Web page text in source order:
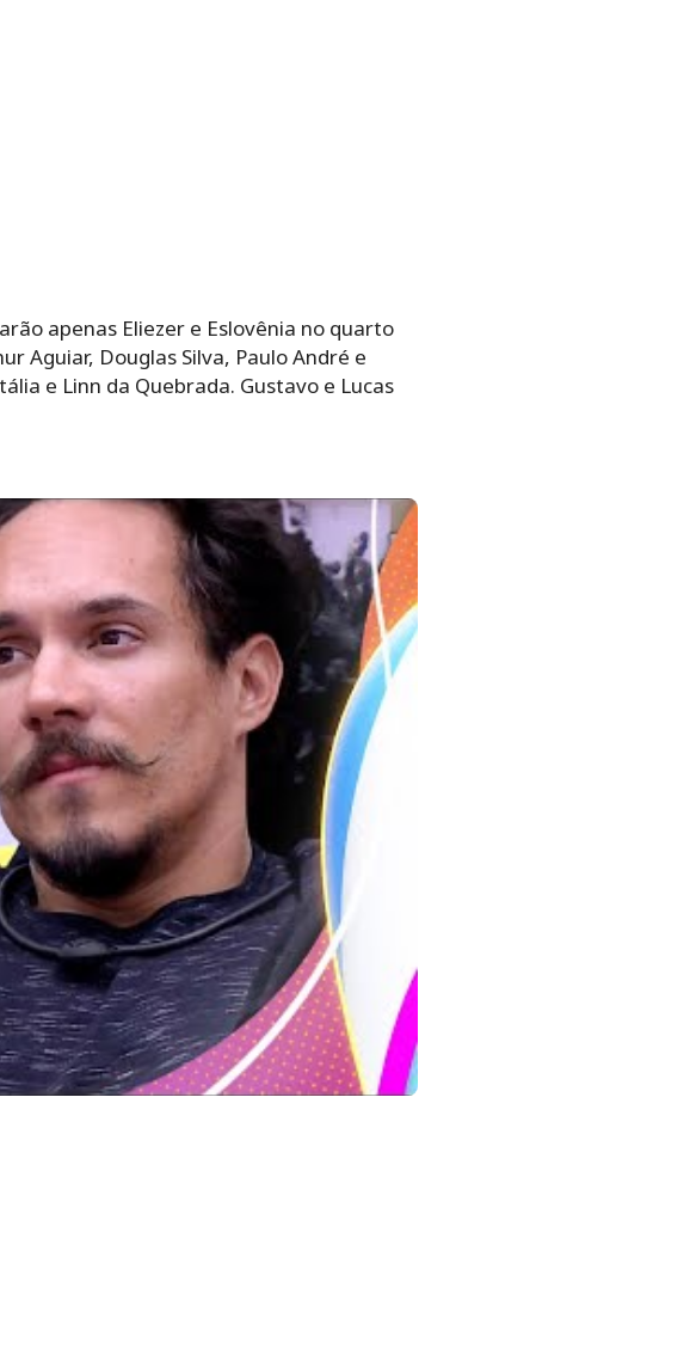
apenas Eliezer e Eslovênia no quarto
Aguiar, Douglas Silva, Paulo André e
e Linn da Quebrada. Gustavo e Lucas